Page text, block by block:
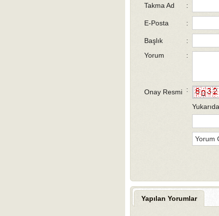
Takma Ad :
E-Posta :
Başlık
:
Yorum
:
Onay Resmi :
Yapılan Yorumlar